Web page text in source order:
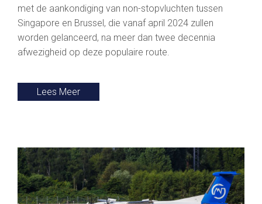
met de aankondiging van non-stopvluchten tussen
Singapore en Brussel, die vanaf april 2024 zullen
worden gelanceerd, na meer dan twee decennia
afwezigheid op deze populaire route.
Lees Meer